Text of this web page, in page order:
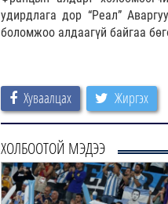
удирдлага дор “Реал”
боломжоо алдаагүй байгаа
Хуваалцах Жиргэх
ХОЛБООТОЙ МЭДЭЭ